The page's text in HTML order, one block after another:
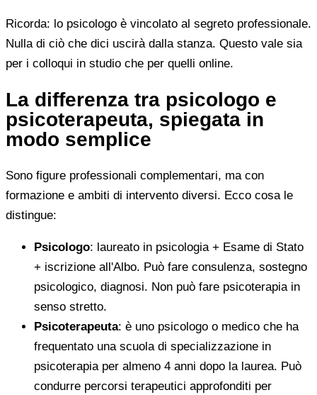
Ricorda: lo psicologo è vincolato al segreto professionale.
Nulla di ciò che dici uscirà dalla stanza. Questo vale sia
per i colloqui in studio che per quelli online.
La differenza tra psicologo e
psicoterapeuta, spiegata in
modo semplice
Sono figure professionali complementari, ma con
formazione e ambiti di intervento diversi. Ecco cosa le
distingue:
Psicologo: laureato in psicologia + Esame di Stato
+ iscrizione all'Albo. Può fare consulenza, sostegno
psicologico, diagnosi. Non può fare psicoterapia in
senso stretto.
Psicoterapeuta: è uno psicologo o medico che ha
frequentato una scuola di specializzazione in
psicoterapia per almeno 4 anni dopo la laurea. Può
condurre percorsi terapeutici approfonditi per